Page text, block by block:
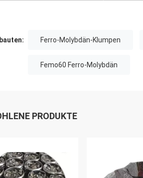
Ferro-Molybdän-Klumpen
Femo60 Ferro-Molybdän
PRODUKTE